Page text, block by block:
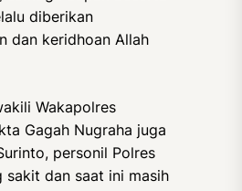
diberikan
dan keridhoan Allah
Wakapolres
Gagah Nugraha juga
personil Polres
sakit dan saat ini masih